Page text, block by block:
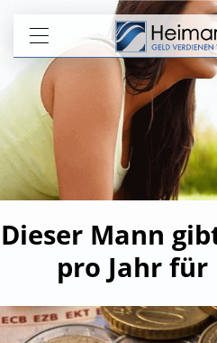
Dieser Mann
pro Jahr für